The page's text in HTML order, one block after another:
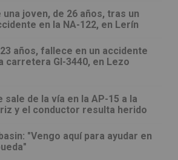
joven, de 26 años, tras un
en la NA-122, en Lerín
años, fallece en un accidente
carretera GI-3440, en Lezo
sale de la vía en la AP-15 a la
y el conductor resulta herido
"Vengo aquí para ayudar en